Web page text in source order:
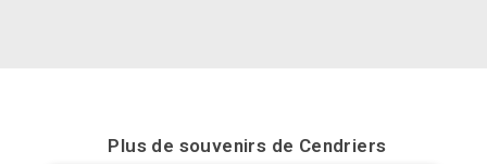
Plus de souvenirs de Cendriers